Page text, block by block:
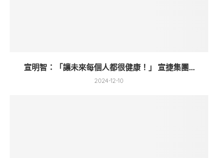
宣明智：「讓未來每個人都很健康！」 宣捷集團...
2024-12-10